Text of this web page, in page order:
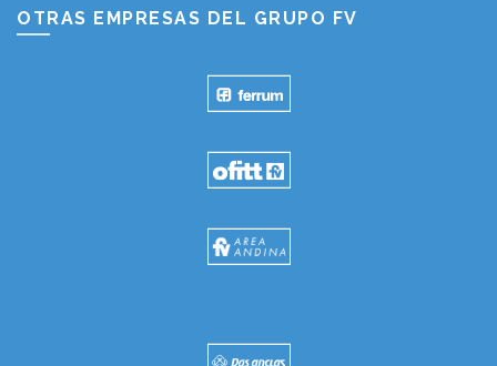
OTRAS EMPRESAS DEL GRUPO FV